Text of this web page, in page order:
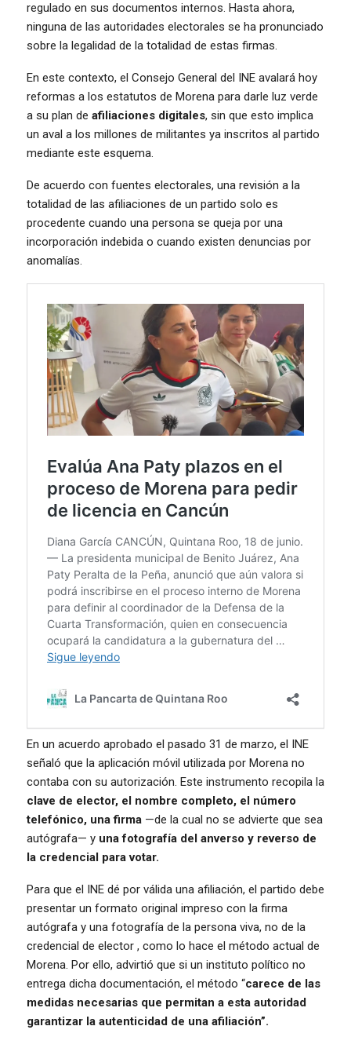
regulado en sus documentos internos. Hasta ahora,
ninguna de las autoridades electorales se ha pronunciado
sobre la legalidad de la totalidad de estas firmas.
En este contexto, el Consejo General del INE avalará hoy
reformas a los estatutos de Morena para darle luz verde
a su plan de afiliaciones digitales, sin que esto implica
un aval a los millones de militantes ya inscritos al partido
mediante este esquema.
De acuerdo con fuentes electorales, una revisión a la
totalidad de las afiliaciones de un partido solo es
procedente cuando una persona se queja por una
incorporación indebida o cuando existen denuncias por
anomalías.
En un acuerdo aprobado el pasado 31 de marzo, el INE
señaló que la aplicación móvil utilizada por Morena no
contaba con su autorización. Este instrumento recopila la
clave de elector, el nombre completo, el número
telefónico, una firma —de la cual no se advierte que sea
autógrafa— y una fotografía del anverso y reverso de
la credencial para votar.
Para que el INE dé por válida una afiliación, el partido debe
presentar un formato original impreso con la firma
autógrafa y una fotografía de la persona viva, no de la
credencial de elector , como lo hace el método actual de
Morena. Por ello, advirtió que si un instituto político no
entrega dicha documentación, el método “carece de las
medidas necesarias que permitan a esta autoridad
garantizar la autenticidad de una afiliación”.